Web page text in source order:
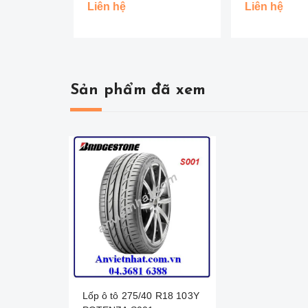
Liên hệ Liên hệ
Sản phẩm đã xem
Lốp ô tô 275/40 R18 103Y